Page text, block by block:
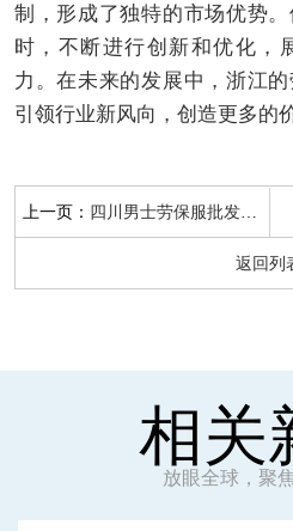
制，形成了独特的市场优势
时，不断进行创新和优化，
力。在未来的发展中，浙江
引领行业新风向，创造更多的
上一页： 四川男士劳保服批发厂家
返回列
相关
放眼全球，聚